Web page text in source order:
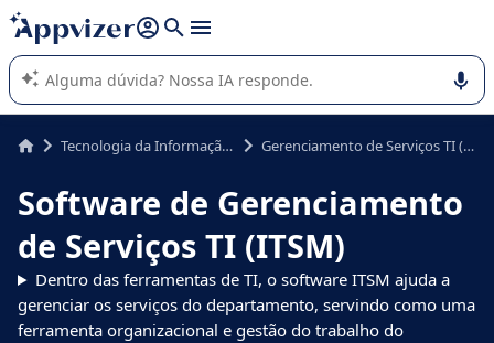
de nossa IA (várias linhas com
A IA do Appvizer o orienta no uso ou na seleção de software
SaaS para sua empresa.
Tecnologia da Informação (TI) Gerenciamento de Serviços TI (ITSM)
Software de Gerenciamento
de Serviços TI (ITSM)
Dentro das ferramentas de TI, o software ITSM ajuda a
gerenciar os serviços do departamento, servindo como uma
ferramenta organizacional e gestão do trabalho do